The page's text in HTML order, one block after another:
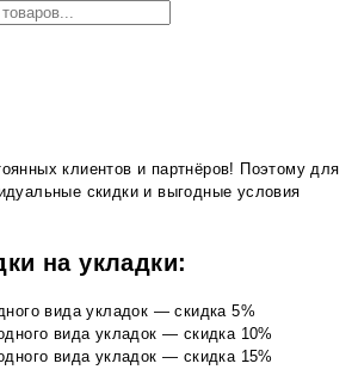
клиентов и партнёров! Поэтому для
скидки и выгодные условия
на укладки:
вида укладок — скидка 5%
вида укладок — скидка 10%
вида укладок — скидка 15%